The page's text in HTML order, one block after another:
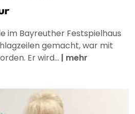
im Bayreuther Festspielhaus
gemacht, war mit
Er wird... | mehr